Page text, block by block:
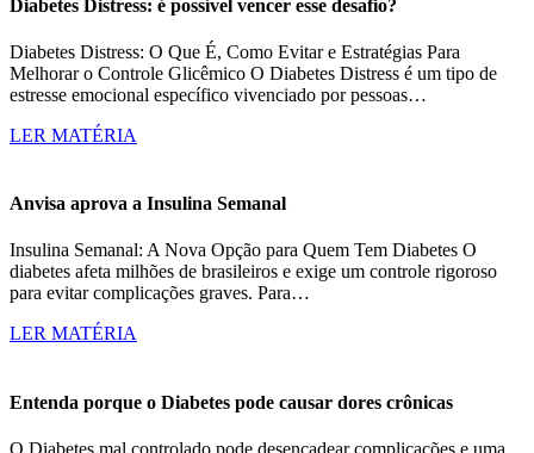
Diabetes Distress: é possível vencer esse desafio?
Diabetes Distress: O Que É, Como Evitar e Estratégias Para
Melhorar o Controle Glicêmico O Diabetes Distress é um tipo de
estresse emocional específico vivenciado por pessoas…
LER MATÉRIA
Anvisa aprova a Insulina Semanal
Insulina Semanal: A Nova Opção para Quem Tem Diabetes O
diabetes afeta milhões de brasileiros e exige um controle rigoroso
para evitar complicações graves. Para…
LER MATÉRIA
Entenda porque o Diabetes pode causar dores crônicas
O Diabetes mal controlado pode desencadear complicações e uma